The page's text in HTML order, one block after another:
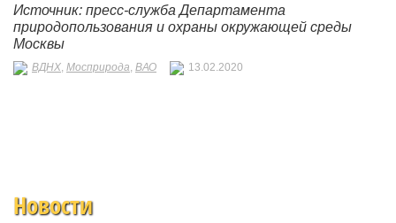
Источник: пресс-служба Департамента
природопользования и охраны окружающей среды
Москвы
ВДНХ, Мосприрода, ВАО 13.02.2020
Новости